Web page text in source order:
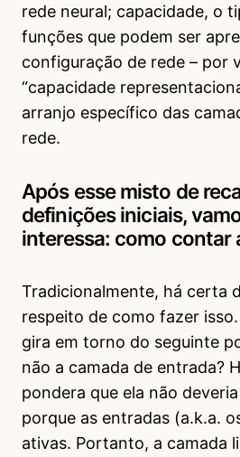
rede neural; capacidade, o
funções que podem ser
configuração de rede – por
“capacidade
arranjo específico das
rede.
Após esse misto de
definições iniciais,
interessa: como contar
Tradicionalmente, há certa
respeito de como fazer
gira em torno do seguinte
não a camada de entrada?
pondera que ela não
porque as entradas (a.k.a.
ativas. Portanto, a camada